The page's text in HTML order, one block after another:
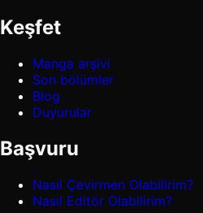
Keşfet
Manga arşivi
Son bölümler
Blog
Duyurular
Başvuru
Nasıl Çevirmen Olabilirim?
Nasıl Editör Olabilirim?